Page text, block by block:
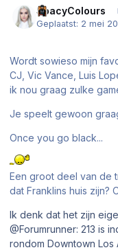
SpacyColours
Geplaatst: 2 mei
Wordt sowieso mijn
CJ, Vic Vance, Luis
ik nou graag zulke
Je speelt gewoon
Once you go black...
Een groot deel van de
dat Franklins huis zijn?
Ik denk dat het zijn
@Forumrunner: 213 is
rondom Downtown Los